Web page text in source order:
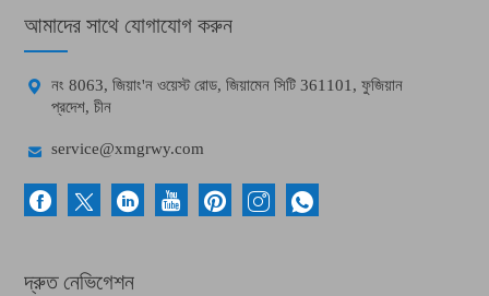
আমাদের সাথে যোগাযোগ করুন

নং 8063, জিয়াং'ন ওয়েস্ট রোড, জিয়ামেন সিটি 361101, ফুজিয়ান
প্রদেশ, চীন
 service@xmgrwy.com
দ্রুত নেভিগেশন